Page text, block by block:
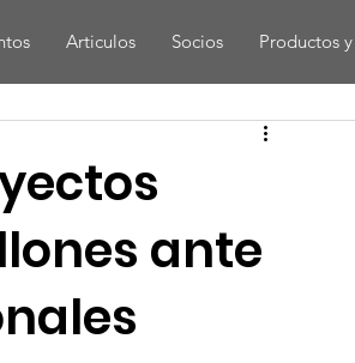
Articulos Socios Productos
ante